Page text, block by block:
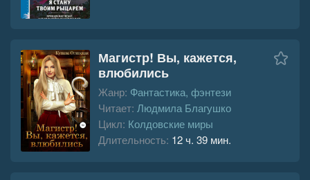
Магистр! Вы, кажется,
влюбились
Жанр: Фантастика, фэнтези
Читает: Людмила Благушко
Цикл: Колдовские миры
Длительность: 12 ч. 39 мин.